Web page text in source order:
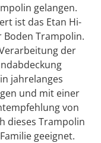
gelangen.
ist das Etan Hi-
Boden Trampolin.
der
jahrelanges
und mit einer
von
dieses Trampolin
geeignet.